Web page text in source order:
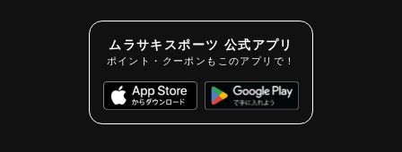
ムラサキスポーツ 公式アプリ
ポイント・クーポンもこのアプリで！